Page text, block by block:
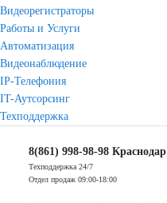
Видеорегистраторы
Работы и Услуги
Автоматизация
Видеонаблюдение
IP-Телефония
IT-Аутсорсинг
Техподдержка
8(861) 998-98-98 Краснодар
Техподдержка 24/7
Отдел продаж 09:00-18:00